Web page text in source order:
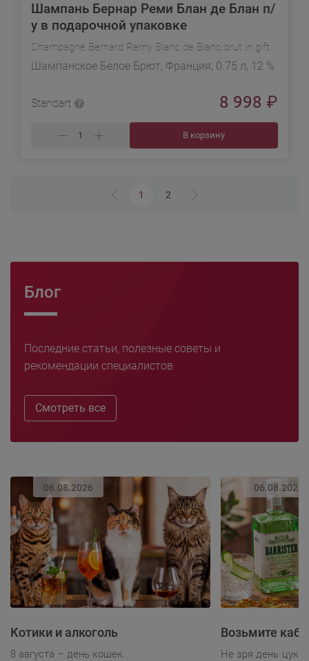
Шампань Бернар Реми Блан де Блан п/
у в подарочной упаковке
Champagne Bernard Remy Blanc de Blanc brut in gift box
Шампанское Белое Брют, Франция, 0.75 л, 12 %
Standart 8 998 ₽
В корзину
1 2
Блог
Последние статьи, полезные советы и
рекомендации специалистов
Смотреть все
06.08.2026
Котики и алкоголь
8 августа – день кошек.
06.08.2026
Возьмите
Не зря день